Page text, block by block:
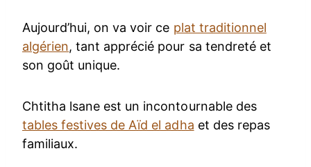
Aujourd’hui, on va voir ce plat traditionnel
algérien, tant apprécié pour sa tendreté et
son goût unique.
Chtitha lsane est un incontournable des
tables festives de Aïd el adha et des repas
familiaux.